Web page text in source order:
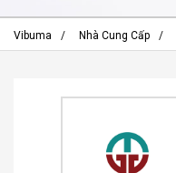
Vibuma Nhà Cung Cấp